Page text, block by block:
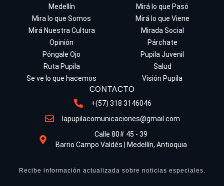
Medellín
Mirá lo que Pasó
Mira lo que Somos
Mirá lo que Viene
Mirá Nuestra Cultura
Mirada Social
Opinión
Párchate
Póngale Ojo
Pupila Juvenil
Ruta Pupila
Salud
Se ve lo que hacemos
Visión Pupila
CONTACTO
+(57) 318 3146046
lapupilacomunicaciones@gmail.com
Calle 80# 45 - 39
Barrio Campo Valdés | Medellín, Antioquia
Recibe información actualizada sobre noticias especiales.